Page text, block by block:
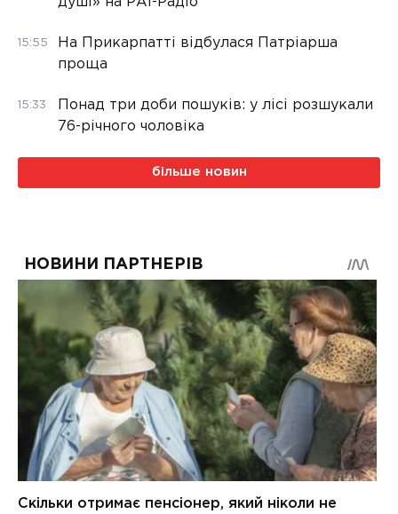
15:55
На Прикарпатті відбулася Патріарша
проща
15:33
Понад три доби пошуків: у лісі розшукали
76-річного чоловіка
більше новин